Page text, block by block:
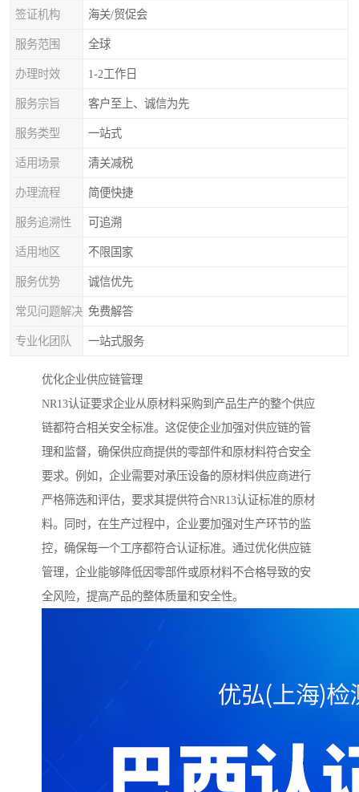
签证机构 海关/贸促会
服务范围 全球
办理时效 1-2工作日
服务宗旨 客户至上、诚信为先
服务类型 一站式
适用场景 清关减税
办理流程 简便快捷
服务追溯性 可追溯
适用地区 不限国家
服务优势 诚信优先
常见问题解决 免费解答
专业化团队 一站式服务
优化企业供应链管理
NR13认证要求企业从原材料采购到产品生产的整个供应
链都符合相关安全标准。这促使企业加强对供应链的管
理和监督，确保供应商提供的零部件和原材料符合安全
要求。例如，企业需要对承压设备的原材料供应商进行
严格筛选和评估，要求其提供符合NR13认证标准的原材
料。同时，在生产过程中，企业要加强对生产环节的监
控，确保每一个工序都符合认证标准。通过优化供应链
管理，企业能够降低因零部件或原材料不合格导致的安
全风险，提高产品的整体质量和安全性。